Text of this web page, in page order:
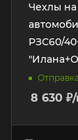
Чехлы
РЗС60/
8 630 ₽